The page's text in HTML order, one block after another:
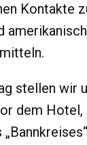
Kontakte
stellen wir
dem Hotel,